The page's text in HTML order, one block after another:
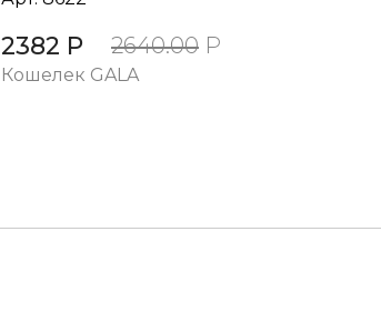
2382 Р 2640.00 Р
Кошелек GALA